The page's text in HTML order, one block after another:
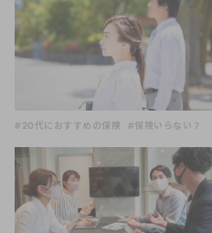
#20代におすすめの保険 #保険いらない？